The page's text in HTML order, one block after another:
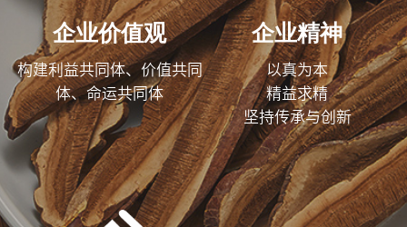
企业价值观
构建利益共同体、价值共同
体、命运共同体
企业精神
以真为本
精益求精
坚持传承与创新